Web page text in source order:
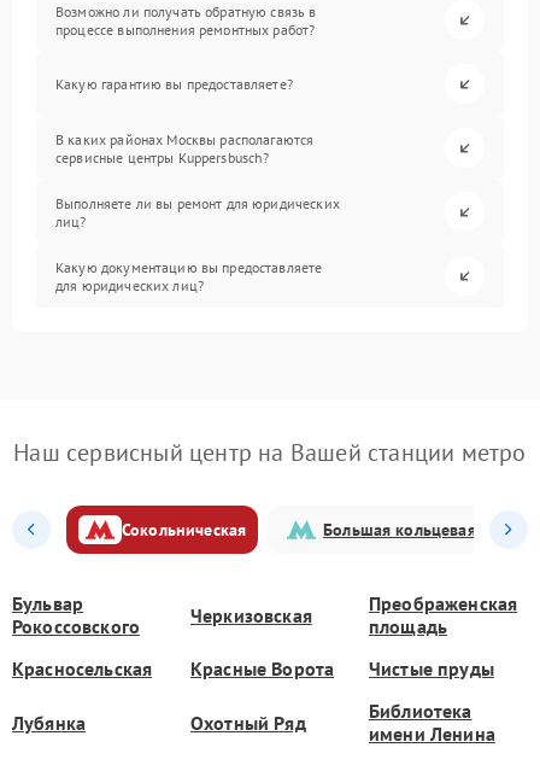
Возможно ли получать обратную связь в
процессе выполнения ремонтных работ?
Какую гарантию вы предоставляете?
В каких районах Москвы располагаются
сервисные центры Kuppersbusch?
Выполняете ли вы ремонт для юридических
лиц?
Какую документацию вы предоставляете
для юридических лиц?
Наш сервисный центр на Вашей станции метро
Сокольническая Большая кольцевая
Бульвар
Рокоссовского
Черкизовская
Преображенская
площадь
Красносельская
Красные Ворота Чистые пруды
Лубянка Охотный Ряд
Библиотека
имени Ленина